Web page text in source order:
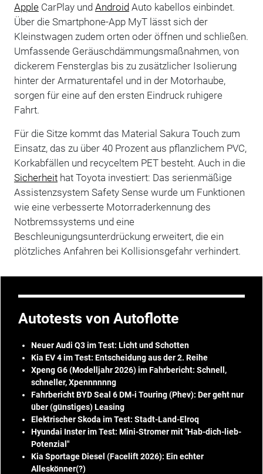
AppleCarPlay und AndroidAuto kabellos einbindet.
Über die Smartphone-App MyT lässt sich der
Kleinstwagen zudem orten oder öffnen und schließen.
Umfassende Geräuschdämmungsmaßnahmen, von
dickerem Fensterglas bis zu zusätzlicher Isolierung
hinter der Armaturentafel und in der Motorhaube,
sorgen für eine auf den ersten Eindruck ruhigere
Fahrt.
Für die Sitze kommt das Material Sakura Touch zum
Einsatz, das zu über 40 Prozent aus pflanzlichem PVC,
Korkabfällen und recyceltem PET besteht. Auch in die
Sicherheithat Toyota investiert: Das serienmäßige
Assistenzsystem Safety Sense wurde um Funktionen
wie eine verbesserte Motorraderkennung des
Notbremssystems und eine
Beschleunigungsunterdrückung erweitert, die ein
plötzliches Anfahren bei Kollisionsgefahr verhindert.
Autotests von Autoflotte
Neuer Audi Q3 im Test: Licht und Schotten
Kia EV 4 im Test: Entscheidung aus der 2. Reihe
Xpeng G6 (Modelljahr 2026) im Fahrbericht: Schnell,
schneller, Xpennnnnng
Fahrbericht BYD Seal 6 DM-i Touring (Phev): Der geht nur
über (günstiges) Leasing
Elektrischer Skoda im Test: Stadt-Land-Elroq
Hyundai Inster im Test: Mini-Stromer mit "Hab-dich-lieb-
Potenzial"
Kia Sportage Diesel (Facelift 2026): Ein echter
Alleskönner(?)